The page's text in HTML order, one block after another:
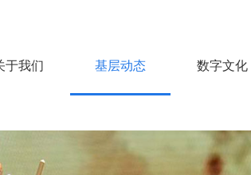
于我们 基层动态 数字文化